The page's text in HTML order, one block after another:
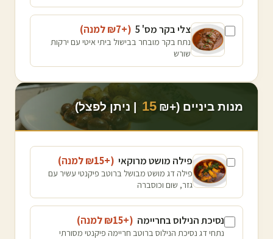
צלי בקר מס' 5 (+₪
7 למנה)
נתח בקר מובחר בבישול ביתי איטי עם ירקות
שורש
מנות ביניים (+₪ 15 | ניתן לפצל)
פילה מושט מרוקאי (+₪
15 למנה)
פילה דג מושט מבושל ברוטב פיקנטי עשיר עם
גזר, שום וכוסברה
נסיכת הנילוס בחריימה (+₪
15 למנה)
נתחי דג נסיכת הנילוס ברוטב חריימה פיקנטי מסורתי